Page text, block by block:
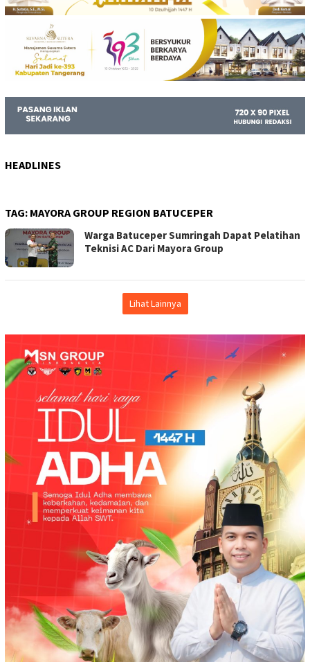
HEADLINES
TAG: MAYORA GROUP REGION BATUCEPER
Warga Batuceper Sumringah Dapat Pelatihan
Teknisi AC Dari Mayora Group
Lihat Lainnya